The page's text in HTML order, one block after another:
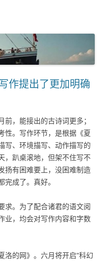
作提出了更加明确
，能接出的古诗词更多；
性。写作环节，是根据《夏
写、环境描写、动作描写的
，趴桌滚地，但架不住写不
扬有困难要上，没困难制造
成了。真好。
求。为了配合诸君的语文阅
业，均会对写作内容和字数
洛的网》。六月将开启“科幻